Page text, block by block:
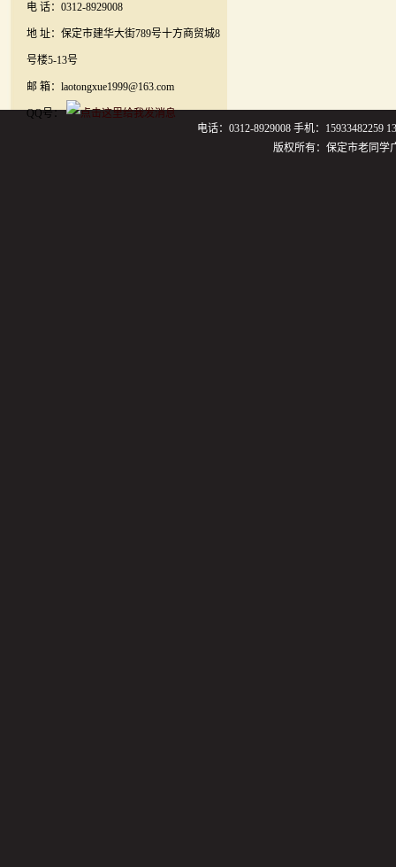
电 话：0312-8929008
地 址：保定市建华大街789号十方商贸城8
号楼5-13号
邮 箱：laotongxue1999@163.com
QQ号：
电话：0312-8929008 手机：15933482259
版权所有：保定市老同学